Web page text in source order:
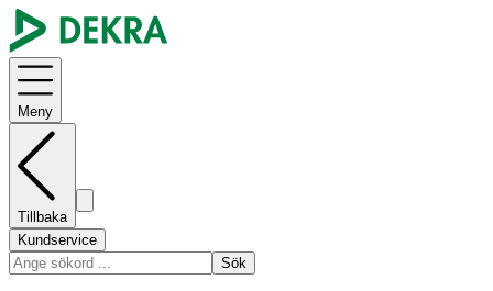
Meny
Tillbaka
Kundservice
Sök